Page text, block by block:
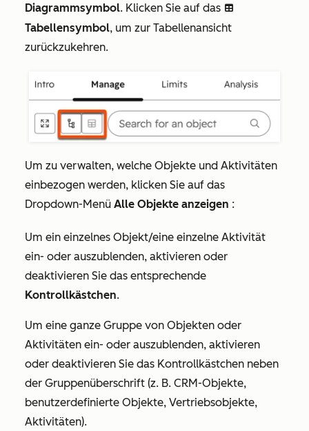
Diagrammsymbol. Klicken Sie auf das table
Tabellensymbol, um zur Tabellenansicht
zurückzukehren.
Um zu verwalten, welche Objekte und Aktivitäten
einbezogen werden, klicken Sie auf das
Dropdown-Menü Alle Objekte anzeigen :
Um ein einzelnes Objekt/eine einzelne Aktivität
ein- oder auszublenden, aktivieren oder
deaktivieren Sie das entsprechende
Kontrollkästchen.
Um eine ganze Gruppe von Objekten oder
Aktivitäten ein- oder auszublenden, aktivieren
oder deaktivieren Sie das Kontrollkästchen neben
der Gruppenüberschrift (z. B. CRM-Objekte,
benutzerdefinierte Objekte, Vertriebsobjekte,
Aktivitäten).